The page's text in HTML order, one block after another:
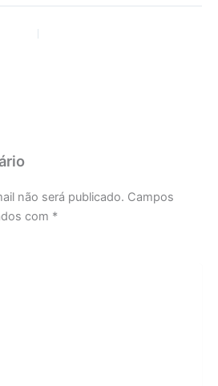
não será publicado. Campos
com *